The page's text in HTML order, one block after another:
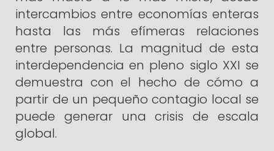
intercambios entre economías enteras
hasta las más efímeras relaciones
entre personas. La magnitud de esta
interdependencia en pleno siglo XXI se
demuestra con el hecho de cómo a
partir de un pequeño contagio local se
puede generar una crisis de escala
global.